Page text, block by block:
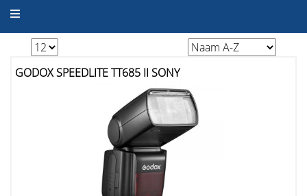
GODOX SPEEDLITE TT685 II SONY